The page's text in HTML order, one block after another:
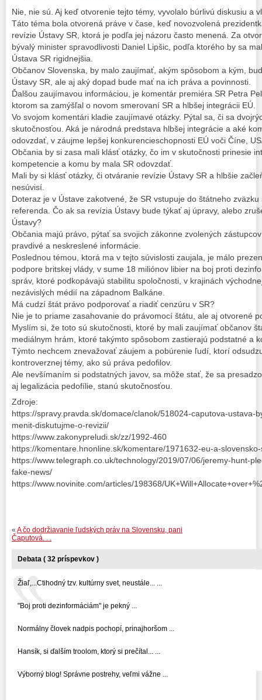
Nie, nie sú. Aj keď otvorenie tejto témy, vyvolalo búrlivú diskusiu a
Táto téma bola otvorená práve v čase, keď novozvolená
revízie Ústavy SR, ktorá je podľa jej názoru často menená. Za
bývalý minister spravodlivosti Daniel Lipšic, podľa ktorého by sa
Ústava SR rigidnejšia.
Občanov Slovenska, by malo zaujímať, akým spôsobom a kým,
Ústavy SR, ale aj aký dopad bude mať na ich práva a povinnosti.
Ďalšou zaujímavou informáciou, je komentár premiéra SR Petra
ktorom sa zamýšľal o novom smerovaní SR a hlbšej integrácii EÚ.
Vo svojom komentári kladie zaujímavé otázky. Pýtal sa, či sa
skutočnosťou. Aká je národná predstava hlbšej integrácie a aké
odovzdať, v záujme lepšej konkurencieschopnosti EÚ voči Číne,
Občania by si zasa mali klásť otázky, čo im v skutočnosti prinesie
kompetencie a komu by mala SR odovzdať.
Mali by si klásť otázky, či otváranie revízie Ústavy SR a hlbšie
nesúvisí.
Doteraz je v Ústave zakotvené, že SR vstupuje do štátneho
referenda. Čo ak sa revízia Ústavy bude týkať aj úpravy, alebo
Ústavy?
Občania majú právo, pýtať sa svojich zákonne zvolených
pravdivé a neskreslené informácie.
Poslednou témou, ktorá ma v tejto súvislosti zaujala, je málo
podpore britskej vlády, v sume 18 miliónov libier na boj proti
správ, ktoré podkopávajú stabilitu spoločnosti, v krajinách
nezávislých médií na západnom Balkáne.
Má cudzí štát právo podporovať a riadiť cenzúru v SR?
Nie je to priame zasahovanie do právomocí štátu, ale aj otvorené
Myslím si, že toto sú skutočnosti, ktoré by mali zaujímať občanov
mediálnym hrám, ktoré takýmto spôsobom zastierajú podstatné a
Týmto nechcem znevažovať záujem a pobúrenie ľudí, ktorí
kontroverznej témy, ako sú práva pedofilov.
Ale nevšímaním si podstatných javov, sa môže stať, že sa
aj legalizácia pedofílie, stanú skutočnosťou.
Zdroje:
https://spravy.pravda.sk/domace/clanok/518024-caputova-ustava-
menit-diskutujme-o-revizii/
https://www.zakonypreludi.sk/zz/1992-460
https://komentare.hnonline.sk/komentare/1971632-eu-a-
https://www.telegraph.co.uk/technology/2019/07/06/jeremy-hunt-
fake-news/
https://www.novinite.com/articles/198368/
« A čo dodržiavanie ľudských práv na Slovensku, pani
Čaputová. . .
Debata ( 32 príspevkov )
Žiaľ,...Ctihodný tzv. kultúrny svet, neustále... ...
"Boj proti dezinformáciám" je pekný ...
Normálny človek nadpis pochopí, prinajhoršom ...
Hansík, si ďalším troolom, ktorý si prečítal... ...
Výborný blog! Správne postrehy, veľmi vážne ...